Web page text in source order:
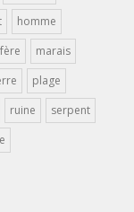
homme
marais
plage
ruine
serpent